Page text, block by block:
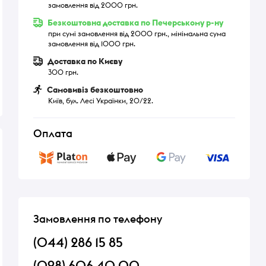
замовлення від 2000 грн.
Безкоштовна доставка по Печерському р-ну
при сумі замовлення від 2000 грн., мінімальна сума
замовлення від 1000 грн.
Доставка по Києву
300 грн.
Самовивіз безкоштовно
Київ, бул. Лесі Українки, 20/22.
Оплата
Замовлення по телефону
(044) 286 15 85